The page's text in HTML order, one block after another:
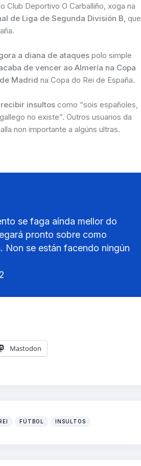
Deportivo O Carballiño, xoga na
de Liga de Segunda División B, que
a diana de ataques polo simple
de vencer ao Almería na Copa
Madrid na Copa do Rei de España.
recibir insultos como “sois españoles,
no existe”. Outros usuarios da
non importante a algúns ultras.
se faga aínda mellor do
pronto sobre como
Non se están facendo ningún
Mastodon
FÚTBOL INSULTOS